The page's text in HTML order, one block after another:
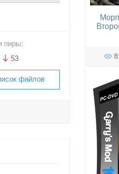
пиры:
53
файлов